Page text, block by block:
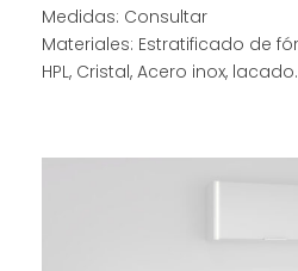
Medidas: Consultar
Materiales: Estratificado de
HPL, Cristal, Acero inox, lacado.